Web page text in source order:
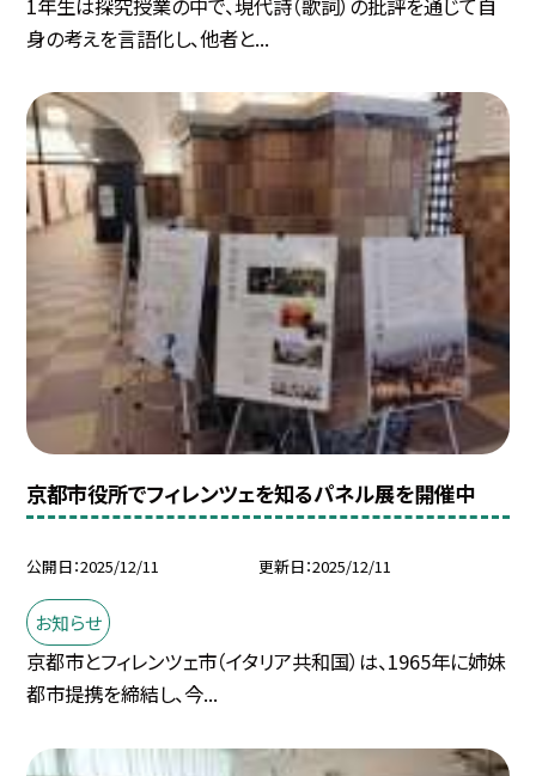
身の考えを言語化し、他者と...
京都市役所でフィレンツェを知るパネル展を開催中
公開日 2025/12/11 更新日 2025/12/11
お知らせ
京都市とフィレンツェ市（イタリア共和国）は、1965年に姉妹
都市提携を締結し、今...